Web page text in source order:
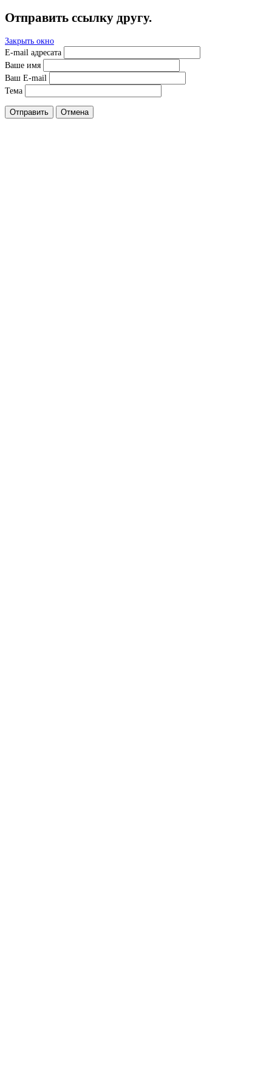
Отправить ссылку другу.
Закрыть окно
E-mail адресата
Ваше имя
Ваш E-mail
Тема
Отправить Отмена